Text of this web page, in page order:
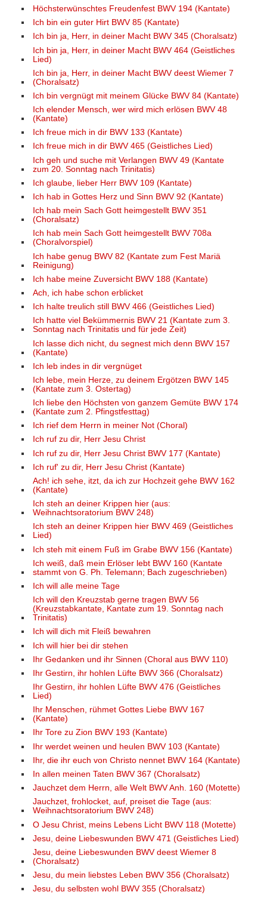
Höchsterwünschtes Freudenfest BWV 194 (Kantate)
Ich bin ein guter Hirt BWV 85 (Kantate)
Ich bin ja, Herr, in deiner Macht BWV 345 (Choralsatz)
Ich bin ja, Herr, in deiner Macht BWV 464 (Geistliches
Lied)
Ich bin ja, Herr, in deiner Macht BWV deest Wiemer 7
(Choralsatz)
Ich bin vergnügt mit meinem Glücke BWV 84 (Kantate)
Ich elender Mensch, wer wird mich erlösen BWV 48
(Kantate)
Ich freue mich in dir BWV 133 (Kantate)
Ich freue mich in dir BWV 465 (Geistliches Lied)
Ich geh und suche mit Verlangen BWV 49 (Kantate
zum 20. Sonntag nach Trinitatis)
Ich glaube, lieber Herr BWV 109 (Kantate)
Ich hab in Gottes Herz und Sinn BWV 92 (Kantate)
Ich hab mein Sach Gott heimgestellt BWV 351
(Choralsatz)
Ich hab mein Sach Gott heimgestellt BWV 708a
(Choralvorspiel)
Ich habe genug BWV 82 (Kantate zum Fest Mariä
Reinigung)
Ich habe meine Zuversicht BWV 188 (Kantate)
Ach, ich habe schon erblicket
Ich halte treulich still BWV 466 (Geistliches Lied)
Ich hatte viel Bekümmernis BWV 21 (Kantate zum 3.
Sonntag nach Trinitatis und für jede Zeit)
Ich lasse dich nicht, du segnest mich denn BWV 157
(Kantate)
Ich leb indes in dir vergnüget
Ich lebe, mein Herze, zu deinem Ergötzen BWV 145
(Kantate zum 3. Ostertag)
Ich liebe den Höchsten von ganzem Gemüte BWV 174
(Kantate zum 2. Pfingstfesttag)
Ich rief dem Herrn in meiner Not (Choral)
Ich ruf zu dir, Herr Jesu Christ
Ich ruf zu dir, Herr Jesu Christ BWV 177 (Kantate)
Ich ruf' zu dir, Herr Jesu Christ (Kantate)
Ach! ich sehe, itzt, da ich zur Hochzeit gehe BWV 162
(Kantate)
Ich steh an deiner Krippen hier (aus:
Weihnachtsoratorium BWV 248)
Ich steh an deiner Krippen hier BWV 469 (Geistliches
Lied)
Ich steh mit einem Fuß im Grabe BWV 156 (Kantate)
Ich weiß, daß mein Erlöser lebt BWV 160 (Kantate
stammt von G. Ph. Telemann; Bach zugeschrieben)
Ich will alle meine Tage
Ich will den Kreuzstab gerne tragen BWV 56
(Kreuzstabkantate, Kantate zum 19. Sonntag nach
Trinitatis)
Ich will dich mit Fleiß bewahren
Ich will hier bei dir stehen
Ihr Gedanken und ihr Sinnen (Choral aus BWV 110)
Ihr Gestirn, ihr hohlen Lüfte BWV 366 (Choralsatz)
Ihr Gestirn, ihr hohlen Lüfte BWV 476 (Geistliches
Lied)
Ihr Menschen, rühmet Gottes Liebe BWV 167
(Kantate)
Ihr Tore zu Zion BWV 193 (Kantate)
Ihr werdet weinen und heulen BWV 103 (Kantate)
Ihr, die ihr euch von Christo nennet BWV 164 (Kantate)
In allen meinen Taten BWV 367 (Choralsatz)
Jauchzet dem Herrn, alle Welt BWV Anh. 160 (Motette)
Jauchzet, frohlocket, auf, preiset die Tage (aus:
Weihnachtsoratorium BWV 248)
O Jesu Christ, meins Lebens Licht BWV 118 (Motette)
Jesu, deine Liebeswunden BWV 471 (Geistliches Lied)
Jesu, deine Liebeswunden BWV deest Wiemer 8
(Choralsatz)
Jesu, du mein liebstes Leben BWV 356 (Choralsatz)
Jesu, du selbsten wohl BWV 355 (Choralsatz)